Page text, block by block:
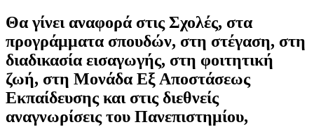
Θα γίνει αναφορά στις Σχολές, στα
προγράμματα σπουδών, στη στέγαση, στη
διαδικασία εισαγωγής, στη φοιτητική
ζωή, στη Μονάδα Εξ Αποστάσεως
Εκπαίδευσης και στις διεθνείς
αναγνωρίσεις του Πανεπιστημίου,